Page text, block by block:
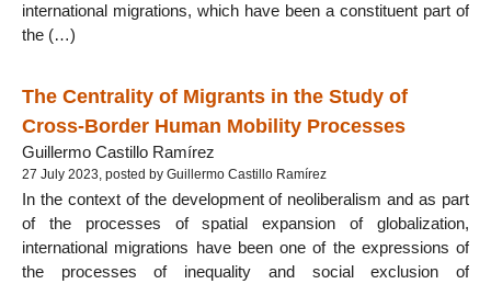
international migrations, which have been a constituent part of
the (…)
The Centrality of Migrants in the Study of
Cross-Border Human Mobility Processes
Guillermo Castillo Ramírez
27 July 2023, posted by Guillermo Castillo Ramírez
In the context of the development of neoliberalism and as part
of the processes of spatial expansion of globalization,
international migrations have been one of the expressions of
the processes of inequality and social exclusion of